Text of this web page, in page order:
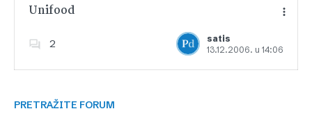
Unifood
2
satis
13.12.2006. u 14:06
Dodajte u favorite
PRETRAŽITE FORUM